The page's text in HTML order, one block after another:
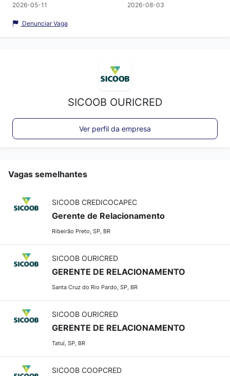
2026-05-11
2026-08-03
Denunciar Vaga
SICOOB OURICRED
Ver perfil da empresa
Vagas semelhantes
SICOOB CREDICOCAPEC
Gerente de Relacionamento
Ribeirão Preto, SP, BR
SICOOB OURICRED
GERENTE DE RELACIONAMENTO
Santa Cruz do Rio Pardo, SP, BR
SICOOB OURICRED
GERENTE DE RELACIONAMENTO
Tatuí, SP, BR
SICOOB COOPCRED